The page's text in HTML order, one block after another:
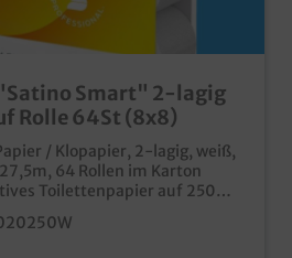
Smart" 2-lagig
Rolle 64St (8x8)
/ Klopapier, 2-lagig, weiß,
64 Rollen im Karton
Toilettenpapier auf 250